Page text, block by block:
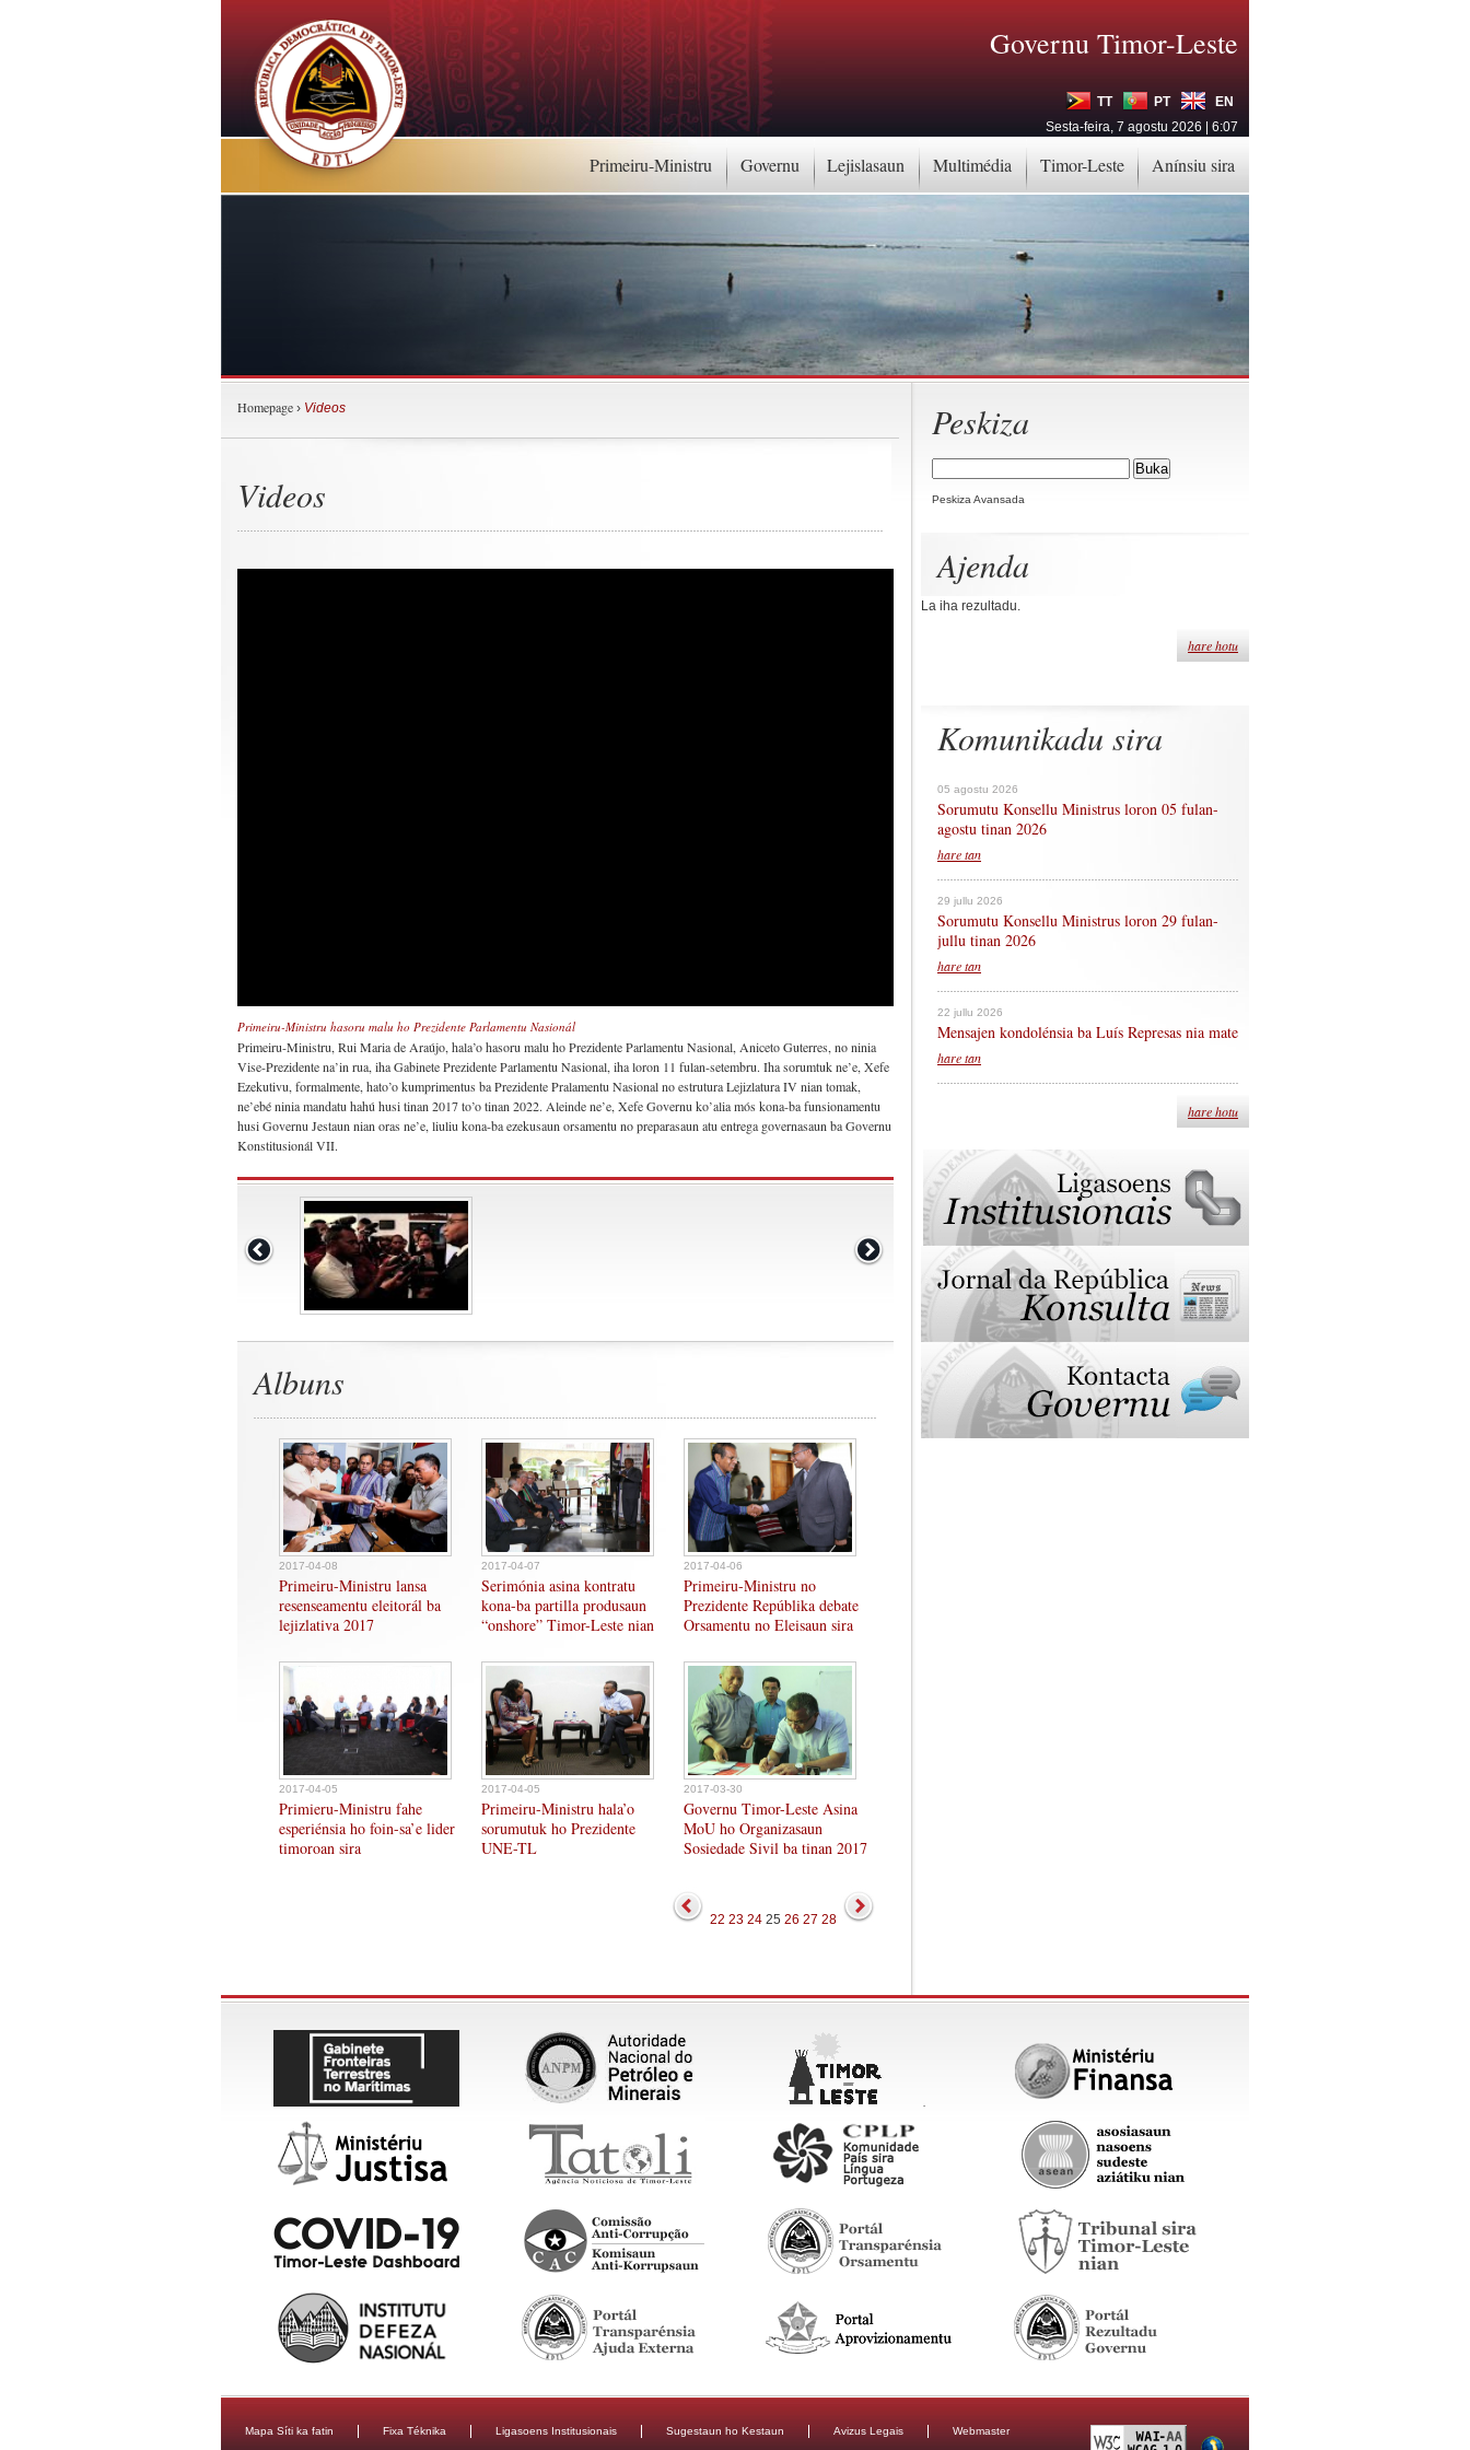
Primeiru-Ministru Governu Lejislasaun Multimédia Timor-Leste Anínsiu sira
Governu Timor-Leste
TT PT
EN
Sesta-feira, 7 agostu 2026 | 6:07
Peskiza
Peskiza Avansada
Ajenda
La iha rezultadu.
hare hotu
Komunikadu sira
05 agostu 2026
Sorumutu Konsellu Ministrus loron 05 fulan-
agostu tinan 2026
hare tan
29 jullu 2026
Sorumutu Konsellu Ministrus loron 29 fulan-
jullu tinan 2026
hare tan
22 jullu 2026
Mensajen kondolénsia ba Luís Represas nia mate
hare tan
hare hotu
Homepage › Videos
Videos
Primeiru-Ministru hasoru malu ho Prezidente Parlamentu Nasionál
Primeiru-Ministru, Rui Maria de Araújo, hala’o hasoru malu ho Prezidente Parlamentu Nasional, Aniceto Guterres, no ninia
Vise-Prezidente na’in rua, iha Gabinete Prezidente Parlamentu Nasional, iha loron 11 fulan-setembru. Iha sorumtuk ne’e, Xefe
Ezekutivu, formalmente, hato’o kumprimentus ba Prezidente Pralamentu Nasional no estrutura Lejizlatura IV nian tomak,
ne’ebé ninia mandatu hahú husi tinan 2017 to’o tinan 2022. Aleinde ne’e, Xefe Governu ko’alia mós kona-ba funsionamentu
husi Governu Jestaun nian oras ne’e, liuliu kona-ba ezekusaun orsamentu no preparasaun atu entrega governasaun ba Governu
Konstitusionál VII.
Albuns
2017-04-08
Primeiru-Ministru lansa
resenseamentu eleitorál ba
lejizlativa 2017
2017-04-07
Serimónia asina kontratu
kona-ba partilla produsaun
“onshore” Timor-Leste nian
2017-04-06
Primeiru-Ministru no
Prezidente Repúblika debate
Orsamentu no Eleisaun sira
2017-04-05
Primieru-Ministru fahe
esperiénsia ho foin-sa’e lider
timoroan sira
2017-04-05
Primeiru-Ministru hala’o
sorumutuk ho Prezidente
UNE-TL
2017-03-30
Governu Timor-Leste Asina
MoU ho Organizasaun
Sosiedade Sivil ba tinan 2017
22 23 24 25 26 27 28
Mapa Síti ka fatin Fixa Téknika Ligasoens Institusionais Sugestaun ho Kestaun Avizus Legais Webmaster